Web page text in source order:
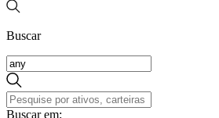
Buscar
Buscar em: